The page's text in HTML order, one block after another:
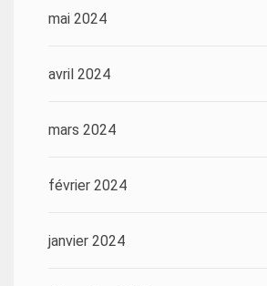
mai 2024
avril 2024
mars 2024
février 2024
janvier 2024